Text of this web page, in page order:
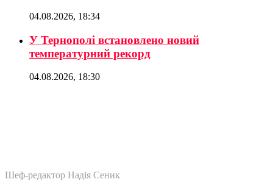
04.08.2026, 18:34
У Тернополі встановлено новий
температурний рекорд
04.08.2026, 18:30
Шеф-редактор Надія Сеник